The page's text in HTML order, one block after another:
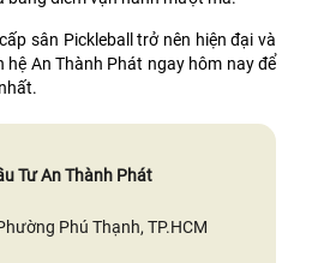
sân Pickleball trở nên hiện đại và
hệ An Thành Phát ngay hôm nay để
Tư An Thành Phát
Phú Thạnh, TP.HCM